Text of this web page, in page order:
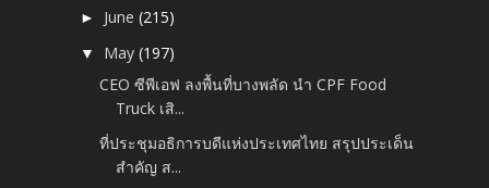
► June(215)
▼ May(197)
CEO ซีพีเอฟ ลงพื้นที่บางพลัด นำ CPF Food
Truck เสิ...
ที่ประชุมอธิการบดีแห่งประเทศไทย สรุปประเด็น
สำคัญ ส...